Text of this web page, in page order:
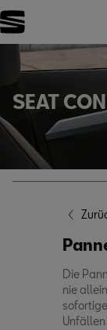
SEAT
FILTER
Die
nie